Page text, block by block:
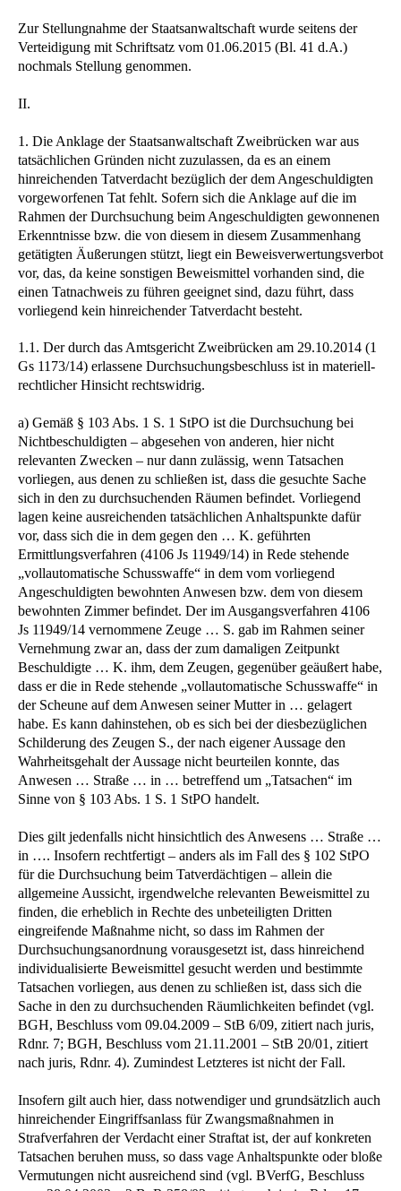
Zur Stellungnahme der Staatsanwaltschaft wurde seitens der
Verteidigung mit Schriftsatz vom 01.06.2015 (Bl. 41 d.A.)
nochmals Stellung genommen.
II.
1. Die Anklage der Staatsanwaltschaft Zweibrücken war aus
tatsächlichen Gründen nicht zuzulassen, da es an einem
hinreichenden Tatverdacht bezüglich der dem Angeschuldigten
vorgeworfenen Tat fehlt. Sofern sich die Anklage auf die im
Rahmen der Durchsuchung beim Angeschuldigten gewonnenen
Erkenntnisse bzw. die von diesem in diesem Zusammenhang
getätigten Äußerungen stützt, liegt ein Beweisverwertungsverbot
vor, das, da keine sonstigen Beweismittel vorhanden sind, die
einen Tatnachweis zu führen geeignet sind, dazu führt, dass
vorliegend kein hinreichender Tatverdacht besteht.
1.1. Der durch das Amtsgericht Zweibrücken am 29.10.2014 (1
Gs 1173/14) erlassene Durchsuchungsbeschluss ist in materiell-
rechtlicher Hinsicht rechtswidrig.
a) Gemäß § 103 Abs. 1 S. 1 StPO ist die Durchsuchung bei
Nichtbeschuldigten – abgesehen von anderen, hier nicht
relevanten Zwecken – nur dann zulässig, wenn Tatsachen
vorliegen, aus denen zu schließen ist, dass die gesuchte Sache
sich in den zu durchsuchenden Räumen befindet. Vorliegend
lagen keine ausreichenden tatsächlichen Anhaltspunkte dafür
vor, dass sich die in dem gegen den … K. geführten
Ermittlungsverfahren (4106 Js 11949/14) in Rede stehende
„vollautomatische Schusswaffe“ in dem vom vorliegend
Angeschuldigten bewohnten Anwesen bzw. dem von diesem
bewohnten Zimmer befindet. Der im Ausgangsverfahren 4106
Js 11949/14 vernommene Zeuge … S. gab im Rahmen seiner
Vernehmung zwar an, dass der zum damaligen Zeitpunkt
Beschuldigte … K. ihm, dem Zeugen, gegenüber geäußert habe,
dass er die in Rede stehende „vollautomatische Schusswaffe“ in
der Scheune auf dem Anwesen seiner Mutter in … gelagert
habe. Es kann dahinstehen, ob es sich bei der diesbezüglichen
Schilderung des Zeugen S., der nach eigener Aussage den
Wahrheitsgehalt der Aussage nicht beurteilen konnte, das
Anwesen … Straße … in … betreffend um „Tatsachen“ im
Sinne von § 103 Abs. 1 S. 1 StPO handelt.
Dies gilt jedenfalls nicht hinsichtlich des Anwesens … Straße …
in …. Insofern rechtfertigt – anders als im Fall des § 102 StPO
für die Durchsuchung beim Tatverdächtigen – allein die
allgemeine Aussicht, irgendwelche relevanten Beweismittel zu
finden, die erheblich in Rechte des unbeteiligten Dritten
eingreifende Maßnahme nicht, so dass im Rahmen der
Durchsuchungsanordnung vorausgesetzt ist, dass hinreichend
individualisierte Beweismittel gesucht werden und bestimmte
Tatsachen vorliegen, aus denen zu schließen ist, dass sich die
Sache in den zu durchsuchenden Räumlichkeiten befindet (vgl.
BGH, Beschluss vom 09.04.2009 – StB 6/09, zitiert nach juris,
Rdnr. 7; BGH, Beschluss vom 21.11.2001 – StB 20/01, zitiert
nach juris, Rdnr. 4). Zumindest Letzteres ist nicht der Fall.
Insofern gilt auch hier, dass notwendiger und grundsätzlich auch
hinreichender Eingriffsanlass für Zwangsmaßnahmen in
Strafverfahren der Verdacht einer Straftat ist, der auf konkreten
Tatsachen beruhen muss, so dass vage Anhaltspunkte oder bloße
Vermutungen nicht ausreichend sind (vgl. BVerfG, Beschluss